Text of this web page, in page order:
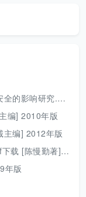
胡光伟 著 2017年版
编] 2010年版
主编] 2012年版
慢勤著] 2010年版
年版